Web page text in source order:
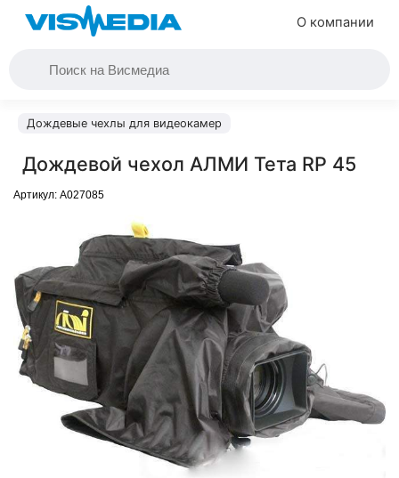
О компании
Дождевые чехлы для видеокамер
Дождевой чехол АЛМИ Тета RP 45
Артикул: A027085